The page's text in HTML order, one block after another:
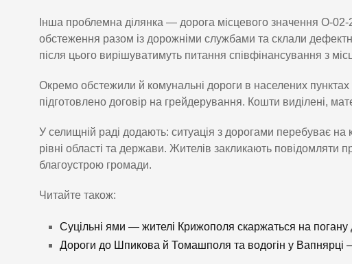
Інша проблемна ділянка — дорога місцевого значення О-
обстеження разом із дорожніми службами та склали
після цього вирішуватимуть питання співфінансування з
Окремо обстежили й комунальні дороги в населених пунктах
підготовлено договір на грейдерування. Кошти виділені,
У селищній раді додають: ситуація з дорогами перебуває на
рівні області та держави. Жителів закликають повідомляти
благоустрою громади.
Читайте також:
Суцільні ями — жителі Крижополя скаржаться на погану
Дороги до Шпикова й Томашполя та водогін у Вапнярці